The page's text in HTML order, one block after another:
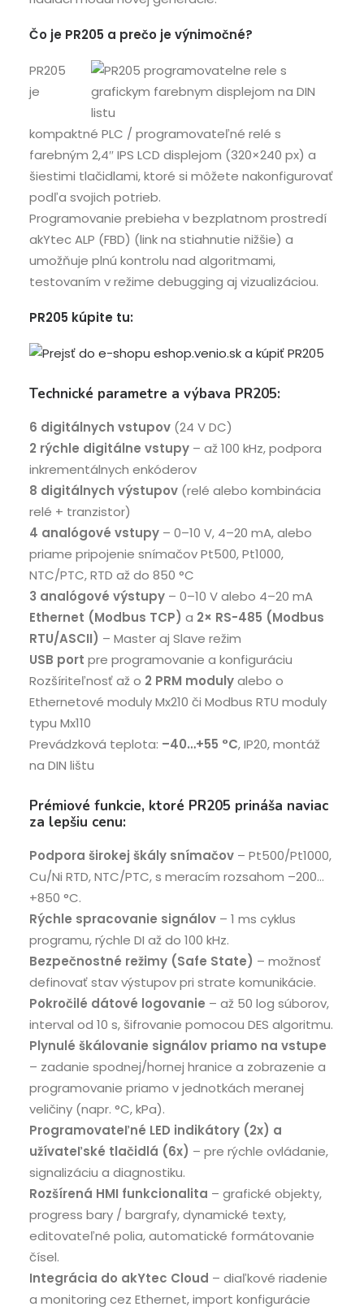
Čo je PR205 a prečo je výnimočné?
PR205
je
kompaktné PLC / programovateľné relé s
farebným 2,4″ IPS LCD displejom (320×240 px) a
šiestimi tlačidlami, ktoré si môžete nakonfigurovať
podľa svojich potrieb.
Programovanie prebieha v bezplatnom prostredí
akYtec ALP (FBD) (link na stiahnutie nižšie) a
umožňuje plnú kontrolu nad algoritmami,
testovaním v režime debugging aj vizualizáciou.
PR205 kúpite tu:
Technické parametre a výbava PR205:
6 digitálnych vstupov (24 V DC)
2 rýchle digitálne vstupy – až 100 kHz, podpora
inkrementálnych enkóderov
8 digitálnych výstupov (relé alebo kombinácia
relé + tranzistor)
4 analógové vstupy – 0–10 V, 4–20 mA, alebo
priame pripojenie snímačov Pt500, Pt1000,
NTC/PTC, RTD až do 850 °C
3 analógové výstupy – 0–10 V alebo 4–20 mA
Ethernet (Modbus TCP) a 2× RS-485 (Modbus
RTU/ASCII) – Master aj Slave režim
USB port pre programovanie a konfiguráciu
Rozšíriteľnosť až o 2 PRM modulyalebo o
Ethernetové moduly Mx210 či Modbus RTU moduly
typu Mx110
Prevádzková teplota: –40…+55 °C, IP20, montáž
na DIN lištu
Prémiové funkcie, ktoré PR205 prináša naviac
za lepšiu cenu:
Podpora širokej škály snímačov – Pt500/Pt1000,
Cu/Ni RTD, NTC/PTC, s meracím rozsahom –200…
+850 °C.
Rýchle spracovanie signálov – 1 ms cyklus
programu, rýchle DI až do 100 kHz.
Bezpečnostné režimy (Safe State) – možnosť
definovať stav výstupov pri strate komunikácie.
Pokročilé dátové logovanie – až 50 log súborov,
interval od 10 s, šifrovanie pomocou DES algoritmu.
Plynulé škálovanie signálov priamo na vstupe
– zadanie spodnej/hornej hranice a zobrazenie a
programovanie priamo v jednotkách meranej
veličiny (napr. °C, kPa).
Programovateľné LED indikátory (2x) a
užívateľské tlačidlá (6x) – pre rýchle ovládanie,
signalizáciu a diagnostiku.
Rozšírená HMI funkcionalita – grafické objekty,
progress bary / bargrafy, dynamické texty,
editovateľné polia, automatické formátovanie
čísel.
Integrácia do akYtec Cloud – diaľkové riadenie
a monitoring cez Ethernet, import konfigurácie